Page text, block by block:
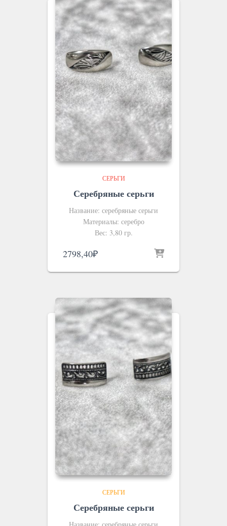
СЕРЬГИ
Серебряные серьги
Название: серебряные серьги
Материалы: серебро
Вес: 3,80 гр.
2798,40₽
СЕРЬГИ
Серебряные серьги